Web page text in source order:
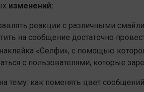
изменений:
реакции с различными
на сообщение достаточно
«Селфи», с помощью
с пользователями, которые
тему: как поменять цвет